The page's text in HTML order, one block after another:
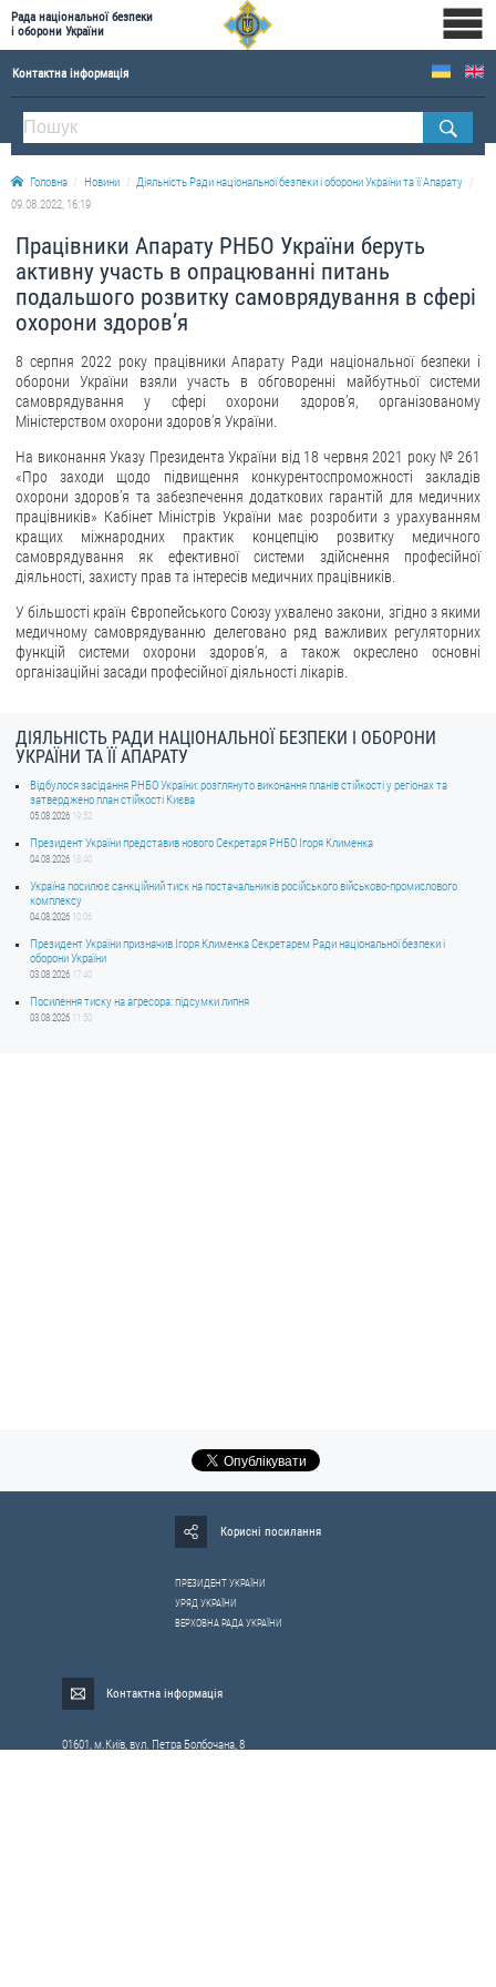
Рада національної безпеки
і оборони України
Контактна інформація
ПРО РНБОУ
Склад Ради національної безпеки і оборони України
Апарат Ради національної безпеки і оборони України
Історична довідка про діяльність Ради національної безпеки і оборони України
ОФІЦІЙНІ ДОКУМЕНТИ
Новини
Drone Deals
Фотогалерея
Відеогалерея
ЗВЕРНЕННЯ ГРОМАДЯН
Звернення громадян
Електронне звернення
ДОСТУП ДО ПУБЛІЧНОЇ ІНФОРМАЦІЇ
Запит на отримання публічної інформації
Облік публічної інформації
Питання запобігання корупції
Внутрішній аудит
ДЕРЖАВНИЙ РЕЄСТР САНКЦІЙ
Головна Новини
Діяльність Ради національної безпеки і оборони України та її Апарату
09.08.2022, 16:19
Працівники Апарату РНБО України беруть
активну участь в опрацюванні питань
подальшого розвитку самоврядування в сфері
охорони здоров’я
8 серпня 2022 року працівники Апарату Ради національної безпеки і
оборони України взяли участь в обговоренні майбутньої системи
самоврядування у сфері охорони здоров’я, організованому
Міністерством охорони здоров’я України.
На виконання Указу Президента України від 18 червня 2021 року № 261
«Про заходи щодо підвищення конкурентоспроможності закладів
охорони здоров’я та забезпечення додаткових гарантій для медичних
працівників» Кабінет Міністрів України має розробити з урахуванням
кращих міжнародних практик концепцію розвитку медичного
самоврядування як ефективної системи здійснення професійної
діяльності, захисту прав та інтересів медичних працівників.
У більшості країн Європейського Союзу ухвалено закони, згідно з якими
медичному самоврядуванню делеговано ряд важливих регуляторних
функцій системи охорони здоров’я, а також окреслено основні
організаційні засади професійної діяльності лікарів.
ДІЯЛЬНІСТЬ РАДИ НАЦІОНАЛЬНОЇ БЕЗПЕКИ І ОБОРОНИ
УКРАЇНИ ТА ЇЇ АПАРАТУ
Відбулося засідання РНБО України: розглянуто виконання планів стійкості у регіонах та
затверджено план стійкості Києва
05.08.2026 19:52
Президент України представив нового Секретаря РНБО Ігоря Клименка
04.08.2026 18:40
Україна посилює санкційний тиск на постачальників російського військово-промислового
комплексу
04.08.2026 10:06
Президент України призначив Ігоря Клименка Секретарем Ради національної безпеки і
оборони України
03.08.2026 17:40
Посилення тиску на агресора: підсумки липня
03.08.2026 11:50
Корисні посилання
ПРЕЗИДЕНТ УКРАЇНИ
УРЯД УКРАЇНИ
ВЕРХОВНА РАДА УКРАЇНИ
Контактна інформація
01601, м.Київ, вул. Петра Болбочана, 8